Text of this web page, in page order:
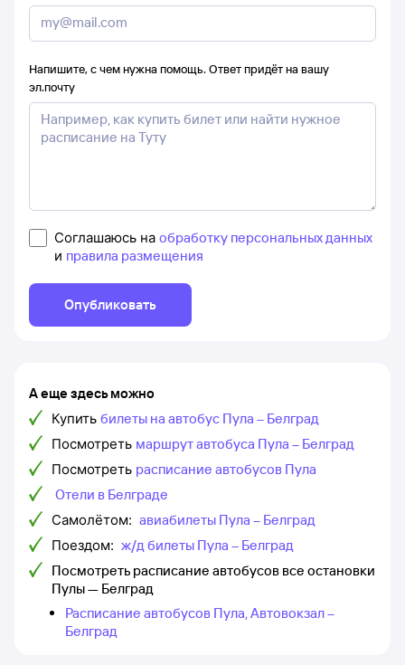
Напишите, с чем нужна помощь. Ответ придёт на вашу
эл.почту
Соглашаюсь на обработку персональных данных
и правила размещения
Опубликовать
А еще здесь можно
Купить билеты на автобус Пула – Белград
Посмотреть маршрут автобуса Пула – Белград
Посмотреть расписание автобусов Пула
Отели в Белграде
Самолётом: авиабилеты Пула – Белград
Поездом: ж/д билеты Пула – Белград
Посмотреть расписание автобусов все остановки
Пулы — Белград
Расписание автобусов Пула, Автовокзал –
Белград